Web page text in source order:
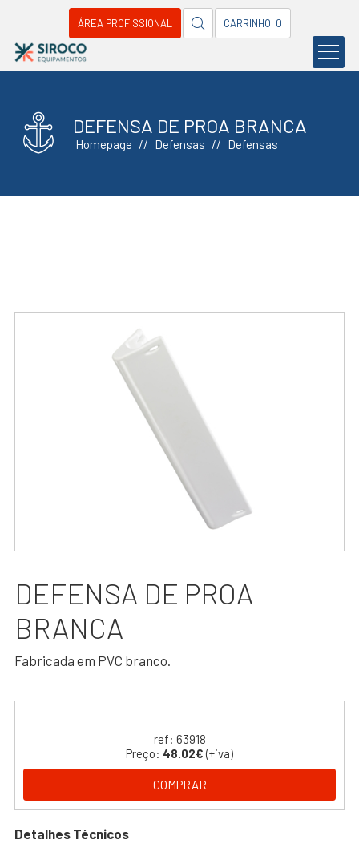
ÁREA PROFISSIONAL CARRINHO: 0
DEFENSA DE PROA BRANCA
Homepage Defensas Defensas
DEFENSA DE PROA
BRANCA
Fabricada em PVC branco.
ref: 63918
Preço: 48.02€ (+iva)
COMPRAR
Detalhes Técnicos